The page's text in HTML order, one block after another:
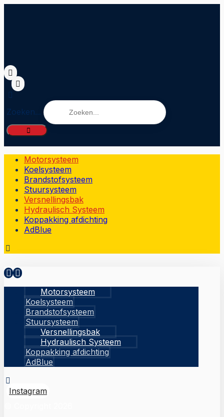
Zoeken...
Motorsysteem
Koelsysteem
Brandstofsysteem
Stuursysteem
Versnellingsbak
Hydraulisch Systeem
Koppakking afdichting
AdBlue
Motorsysteem
Koelsysteem
Brandstofsysteem
Stuursysteem
Versnellingsbak
Hydraulisch Systeem
Koppakking afdichting
AdBlue
Instagram